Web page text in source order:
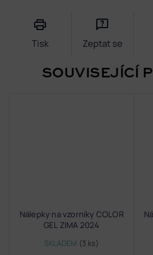
Tisk Zeptat se
SOUVISEJÍCÍ
Nálepky na vzorníky COLOR
GEL ZIMA 2024
SKLADEM (3 ks)